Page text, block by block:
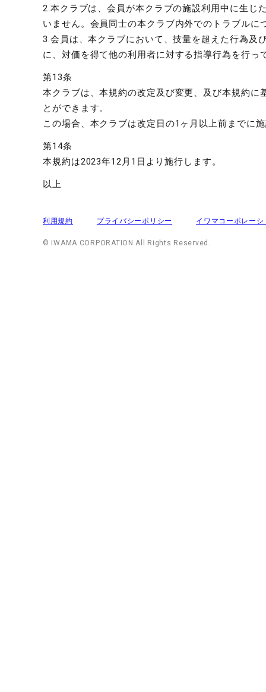
2.本クラブは、会員が本クラブの施設利用中に生じ
いません。会員同士の本クラブ内外でのトラブルに
3.会員は、本クラブにおいて、技量を超えた行為及
に、対価を得て他の利用者に対する指導行為を行っ
第13条
本クラブは、本規約の改定及び変更、及び本規約
とができます。
この場合、本クラブは改定日の1ヶ月以上前までに
第14条
本規約は2023年12月1日より施行します。
以上
利用規約 プライバシーポリシー イワマコーポレー
© IWAMA CORPORATION All Rights Reserved.